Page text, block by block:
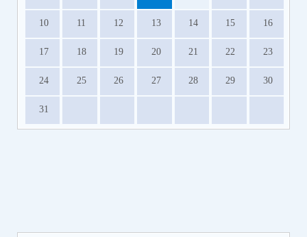
10 11 12 13 14 15 16
17 18 19 20 21 22 23
24 25 26 27 28 29 30
31